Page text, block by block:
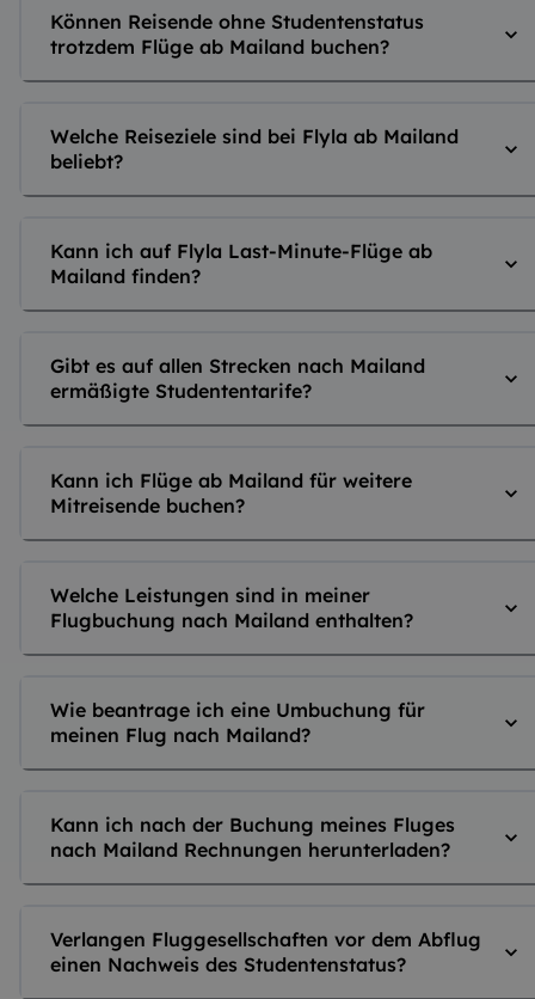
Können Reisende ohne Studentenstatus
trotzdem Flüge ab Mailand buchen?
Welche Reiseziele sind bei Flyla ab Mailand
beliebt?
Kann ich auf Flyla Last-Minute-Flüge ab
Mailand finden?
Gibt es auf allen Strecken nach Mailand
ermäßigte Studententarife?
Kann ich Flüge ab Mailand für weitere
Mitreisende buchen?
Welche Leistungen sind in meiner
Flugbuchung nach Mailand enthalten?
Wie beantrage ich eine Umbuchung für
meinen Flug nach Mailand?
Kann ich nach der Buchung meines Fluges
nach Mailand Rechnungen herunterladen?
Verlangen Fluggesellschaften vor dem Abflug
einen Nachweis des Studentenstatus?